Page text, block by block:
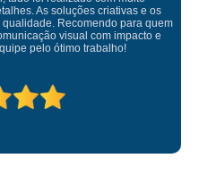
antes do prazo e a instalação da lona
de olhos fechados